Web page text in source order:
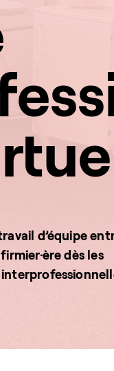
d’équipe
dès les